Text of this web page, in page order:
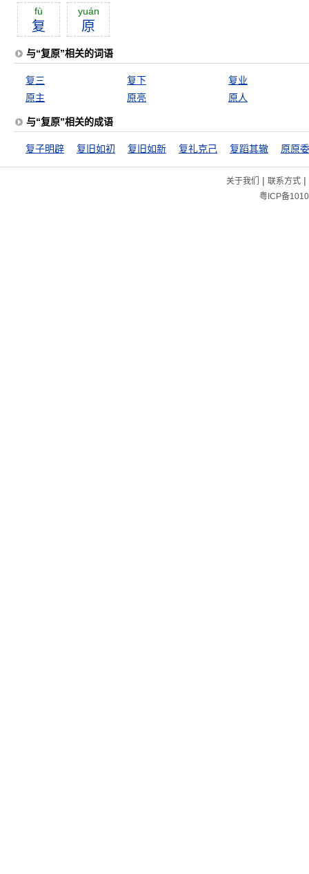
fù
复
yuán
原
与“复原”相关的词语
复三 复下
复业
原主
原亮 原人
与“复原”相关的成语
复子明辟 复旧如初 复旧如新 复礼克己 复蹈其辙 原原
关于我们 | 联系方式|
粤ICP备